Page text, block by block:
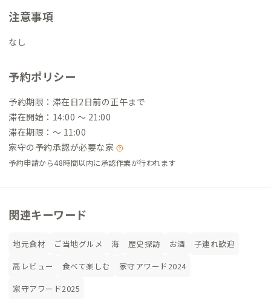
注意事項
なし
予約ポリシー
予約期限：滞在日2日前の正午まで
滞在開始：14:00 〜 21:00
滞在期限：〜 11:00
家守の予約承認が必要な家
予約申請から48時間以内に承認作業が行われます
関連キーワード
地元食材 ご当地グルメ 海 歴史探訪 お酒
子連れ歓迎
高レビュー
食べて楽しむ
家守アワード2024
家守アワード2025